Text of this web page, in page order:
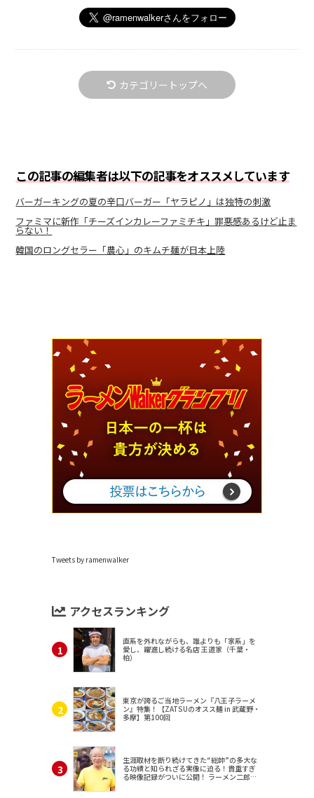
カテゴリートップへ
この記事の編集者は以下の記事をオススメしています
バーガーキングの夏の辛口バーガー「ヤラピノ」は独特の刺激
ファミマに新作「チーズインカレーファミチキ」罪悪感あるけど止ま
らない！
韓国のロングセラー「農心」のキムチ麺が日本上陸
Tweets by ramenwalker
アクセスランキング
直系を外れながらも、誰よりも「家系」を
愛し、躍進し続ける名店 王道家（千葉・
柏）
東京が誇るご当地ラーメン『八王子ラーメ
ン』特集！【ZATSUのオスス麺 in 武蔵野・
多摩】第100回
生涯取材を断り続けてきた“総帥”の多大な
る功績と知られざる実像に迫る！貴重すぎ
る映像記録がついに公開！ ラーメン二郎